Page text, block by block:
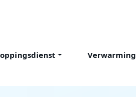
Verwarming